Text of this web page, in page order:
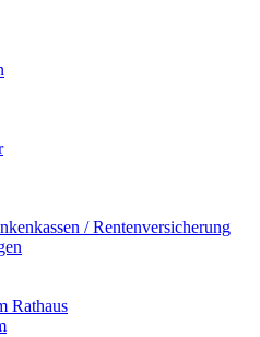
/ Rentenversicherung
Rathaus